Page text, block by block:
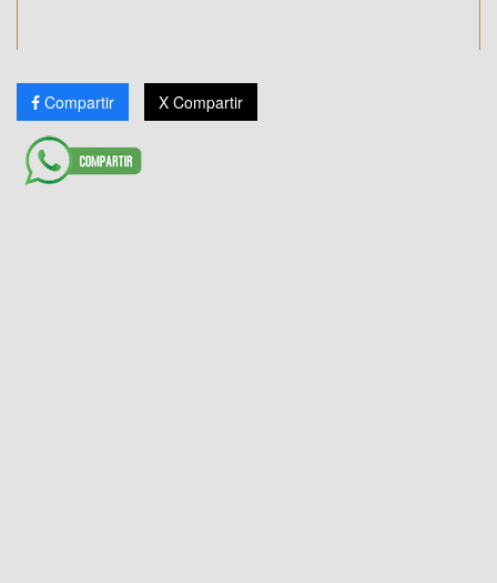
Compartir X Compartir